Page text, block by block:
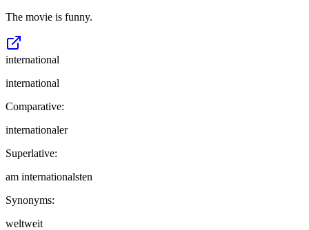
The movie is funny.
international
international
Comparative:
internationaler
Superlative:
am internationalsten
Synonyms:
weltweit